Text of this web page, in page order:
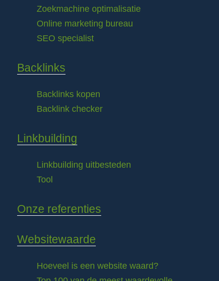
Zoekmachine optimalisatie
Online marketing bureau
SEO specialist
Backlinks
Backlinks kopen
Backlink checker
Linkbuilding
Linkbuilding uitbesteden
Tool
Onze referenties
Websitewaarde
Hoeveel is een website waard?